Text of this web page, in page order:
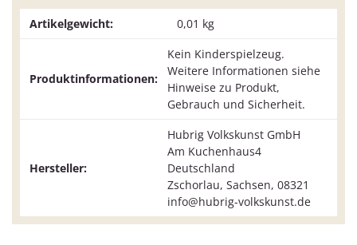
Artikelgewicht: 0,01 kg
Produktinformationen:
Kein Kinderspielzeug.
Weitere Informationen siehe
Hinweise zu Produkt,
Gebrauch und Sicherheit.
Hersteller:
Hubrig Volkskunst GmbH
Am Kuchenhaus4
Deutschland
Zschorlau, Sachsen, 08321
info@hubrig-volkskunst.de